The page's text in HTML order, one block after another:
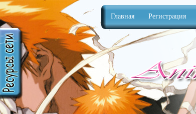
Главная Регистрация
Anime